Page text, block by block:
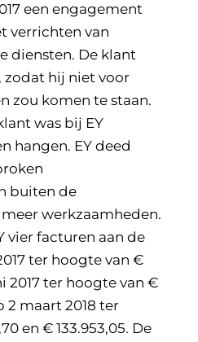
een engagement
verrichten van
diensten. De klant
zodat hij niet voor
zou komen te staan.
was bij EY
hangen. EY deed
buiten de
werkzaamheden.
vier facturen aan de
ter hoogte van €
2017 ter hoogte van €
2 maart 2018 ter
en € 133.953,05. De